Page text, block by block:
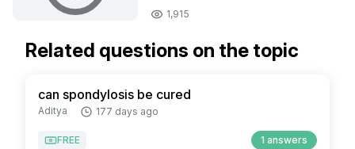
1,915
Related questions on the topic
can spondylosis be cured
Aditya 177 days ago
FREE 1 answers